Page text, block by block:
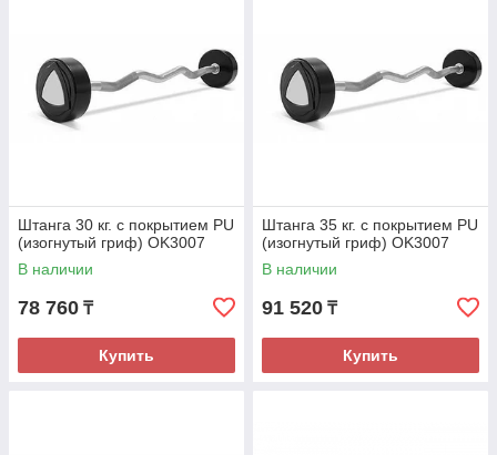
Штанга 30 кг. с покрытием PU
(изогнутый гриф) OK3007
В наличии
78 760 ₸
Купить
Штанга 35 кг. с покрытием PU
(изогнутый гриф) OK3007
В наличии
91 520 ₸
Купить